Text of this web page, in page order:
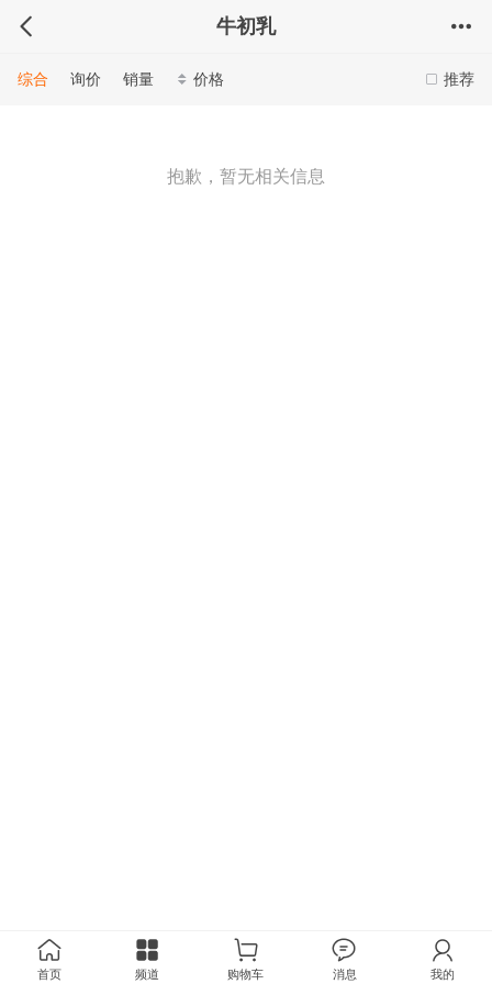
牛初乳
推荐
综合 询价 销量 价格
抱歉，暂无相关信息
首页 频道 购物车 消息 我的